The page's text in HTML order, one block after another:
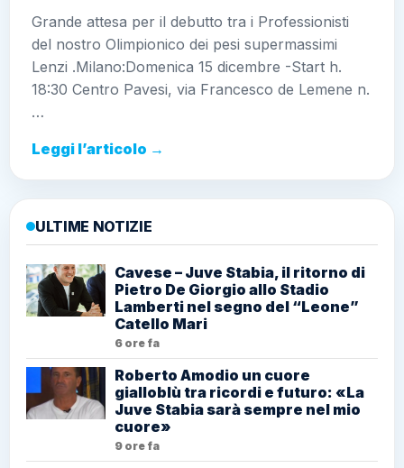
Grande attesa per il debutto tra i Professionisti
del nostro Olimpionico dei pesi supermassimi
Lenzi .Milano:Domenica 15 dicembre -Start h.
18:30 Centro Pavesi, via Francesco de Lemene n.
…
Leggi l’articolo →
ULTIME NOTIZIE
Cavese – Juve Stabia, il ritorno di
Pietro De Giorgio allo Stadio
Lamberti nel segno del “Leone”
Catello Mari
6 ore fa
Roberto Amodio un cuore
gialloblù tra ricordi e futuro: «La
Juve Stabia sarà sempre nel mio
cuore»
9 ore fa